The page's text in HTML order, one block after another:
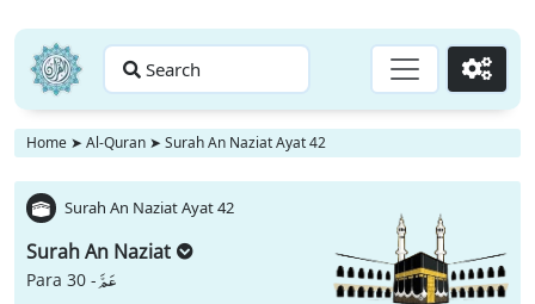
Search Go
Home ➤ Al-Quran ➤ Surah An Naziat Ayat 42
Surah An Naziat Ayat 42
Surah An Naziat
Para 30 -عَمَّ